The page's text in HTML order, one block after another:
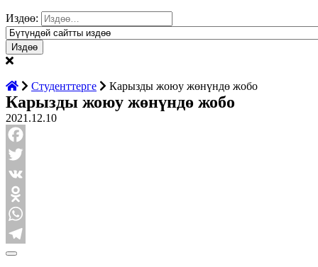
Издөө:
Студенттерге Карызды жоюу жөнүндө жобо
Карызды жоюу жөнүндө жобо
2021.12.10
Facebook
Twitter
VK
Odnoklassniki
WhatsApp
Telegram